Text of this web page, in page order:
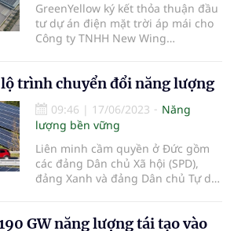
GreenYellow ký kết thỏa thuận đầu
tư dự án điện mặt trời áp mái cho
Công ty TNHH New Wing
của Tập đoàn Foxconn.
trình chuyển đổi năng lượng
09:46 | 17/06/2023
Năng
lượng bền vững
Liên minh cầm quyền ở Ðức gồm
các đảng Dân chủ Xã hội (SPD),
đảng Xanh và đảng Dân chủ Tự do
việc sửa đổi Ðạo luật Năng lượng
GW năng lượng tái tạo vào